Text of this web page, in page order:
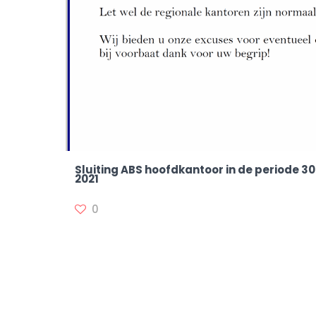
Sluiting ABS hoofdkantoor in de periode
2021
0